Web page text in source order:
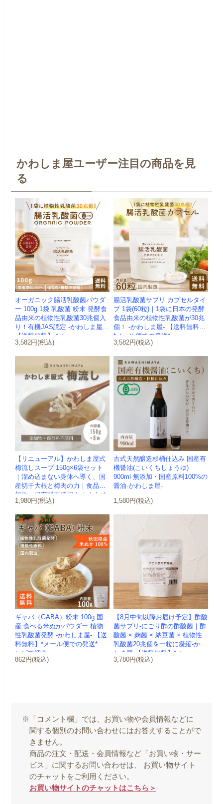
かわしま屋ユーザー注目の商品を見
る
オーガニック腸活乳酸菌パウダ
ー 100g 1袋 乳酸菌 粉末 発酵食
品由来の植物性乳酸菌30兆個入
り！有機JAS認定 -かわしま屋-
【送料無料】 *メ...
3,582円(税込)
腸活乳酸菌サプリ カプセルタイ
プ 1袋(60粒)｜1袋に日本の発酵
食品由来の植物性乳酸菌が30兆
個！ -かわしま屋- 【送料無料】
*メール便での発送*
3,582円(税込)
【リニューアル】かわしま屋式
梅流しスープ 150g×6袋セット
｜溜め込まない身体へ導く、国
産切干大根と梅肉の力｜食品添
加物・保存料不使用｜-かわしま
屋-
1,980円(税込)
古式天然醸造杉桶仕込み 国産有
機醤油(こいくちしょうゆ)
900ml 無添加・国産原料100%の
醤油-かわしま屋-
1,580円(税込)
ギャバ（GABA）粉末 100g 国
産 食べる米ぬかパウダー 植物
性乳酸菌発酵 -かわしま屋- 【送
料無料】*メール便での発送*テ
レビで紹介
862円(税込)
【8月中旬以降お届け予定】酢酸
菌サプリ-にごり酢の酢酸菌｜酢
酸菌 × 麹菌 × 納豆菌 × 植物性
乳酸菌20兆個を一粒に凝縮-かわ
しま屋-【送料無料】*メ...
3,780円(税込)
※「コメント欄」では、お買い物や会員情報などに
関する個別のお問い合わせにはお答えすることがで
きません。
商品の注文・配送・会員情報など「お買い物・サー
ビス」に関するお問い合わせは、 お買い物サイト
のチャットをご利用ください。
お買い物サイトのチャットはこちら＞